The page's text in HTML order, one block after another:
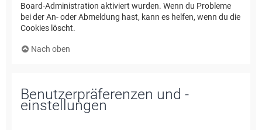
Board-Administration aktiviert wurden. Wenn du Probleme
bei der An- oder Abmeldung hast, kann es helfen, wenn du die
Cookies löscht.
Nach oben
Benutzerpräferenzen und -
einstellungen